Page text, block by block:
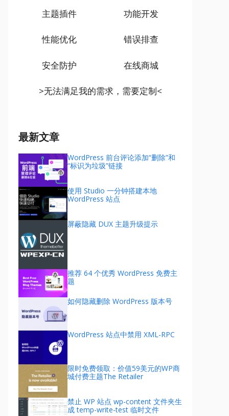
主题插件
性能优化
安全防护
功能开发
错误排查
在线商城
>无法满足我的需求，需要定制<
最新文章
WordPress 前台评论添加“删除”和
“标识为垃圾”链接
使用 Studio 一分钟搭建本地
WordPress 站点
屏蔽隐藏 DUX 主题升级提示
推荐 64 个优秀 WordPress 免费主
题
如何隐藏删除 WordPress 版本号
WordPress 站点中禁用 XML-RPC
限时免费领取：价值59美元的WP商
城付费主题The Retailer
禁止 WP 站点 wp-content 文件夹生
成 temp-write-test 临时文件